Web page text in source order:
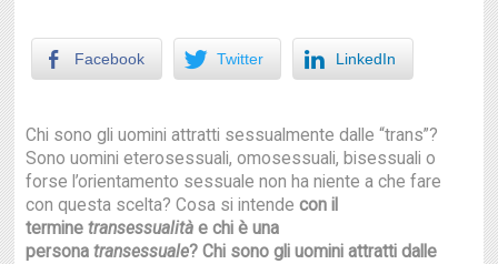
Facebook Twitter LinkedIn
Chi sono gli uomini attratti sessualmente dalle “trans”?
Sono uomini eterosessuali, omosessuali, bisessuali o
forse l’orientamento sessuale non ha niente a che fare
con questa scelta? Cosa si intende con il
terminetransessualità e chi è una
personatransessuale? Chi sono gli uomini attratti dalle